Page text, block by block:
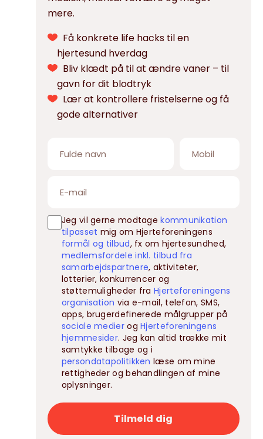
mere.
Få konkrete life hacks til en
hjertesund hverdag
Bliv klædt på til at ændre vaner – til
gavn for dit blodtryk
Lær at kontrollere fristelserne og få
gode alternativer
Jeg vil gerne modtagekommunikation
tilpasset mig om Hjerteforeningens
formål og tilbud, fx om hjertesundhed,
medlemsfordele inkl. tilbud fra
samarbejdspartnere, aktiviteter,
lotterier, konkurrencer og
støttemuligheder fraHjerteforeningens
organisation via e-mail, telefon, SMS,
apps, brugerdefinerede målgrupper på
sociale medierogHjerteforeningens
hjemmesider. Jeg kan altid trække mit
samtykke tilbage og i
persondatapolitikken læse om mine
rettigheder og behandlingen af mine
oplysninger.
Tilmeld dig